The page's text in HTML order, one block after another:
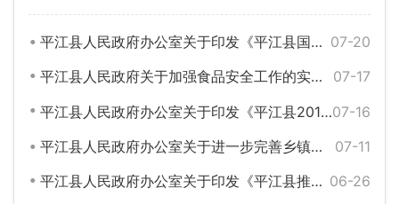
07-20
平江县人民政府办公室关于印发《平江县国有资产处置管理办法》的通知（平政办发〔2018〕18号）
07-17
平江县人民政府关于加强食品安全工作的实施意见（平政发〔2018〕5号）
07-16
平江县人民政府办公室关于印发《平江县2018年国有资产清理整治专项行动方案》的通知（平政办函〔2018〕110号）
07-11
平江县人民政府办公室关于进一步完善乡镇财政管理体制的通知（平政办发〔2018〕17号）
06-26
平江县人民政府办公室关于印发《平江县推广发放农户信用贷款创建信用村镇工作实施方案》的通知（平政办函〔2018〕99号）